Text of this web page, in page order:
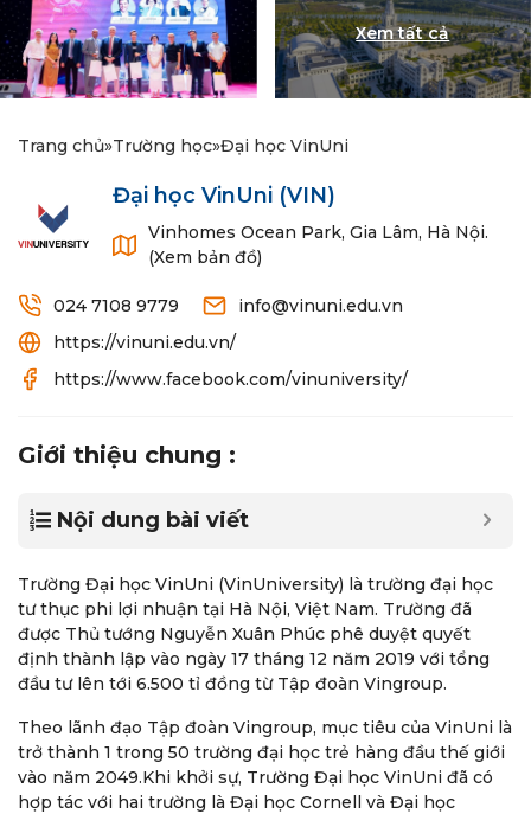
Trang chủ»Trường học»Đại học VinUni
Đại học VinUni (VIN)
Vinhomes Ocean Park, Gia Lâm, Hà Nội.
(Xem bản đồ)
024 7108 9779
info@vinuni.edu.vn
https://vinuni.edu.vn/
https://www.facebook.com/vinuniversity/
Giới thiệu chung :
Nội dung bài viết
Trường Đại học VinUni (VinUniversity) là trường đại học
tư thục phi lợi nhuận tại Hà Nội, Việt Nam. Trường đã
được Thủ tướng Nguyễn Xuân Phúc phê duyệt quyết
định thành lập vào ngày 17 tháng 12 năm 2019 với tổng
đầu tư lên tới 6.500 tỉ đồng từ Tập đoàn Vingroup.
Theo lãnh đạo Tập đoàn Vingroup, mục tiêu của VinUni là
trở thành 1 trong 50 trường đại học trẻ hàng đầu thế giới
vào năm 2049.Khi khởi sự, Trường Đại học VinUni đã có
hợp tác với hai trường là Đại học Cornell và Đại học